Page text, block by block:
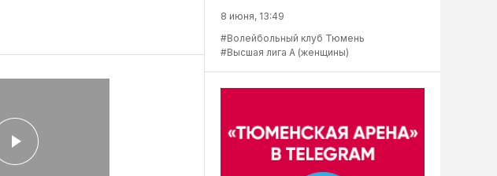
8 июня, 13:49
#Волейбольный клуб Тюмень
#Высшая лига А (женщины)